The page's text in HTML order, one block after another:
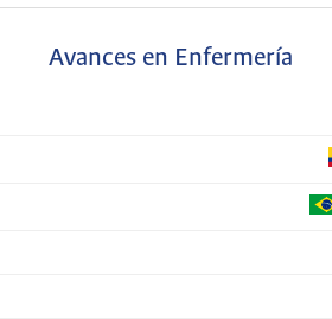
Avances en Enfermería